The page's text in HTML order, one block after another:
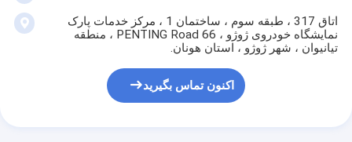
اتاق 317 ، طبقه سوم ، ساختمان 1 ، مرکز خدمات پارک
نمایشگاه خودروی ژوژو ، 66 PENTING Road ، منطقه
تیانیوان ، شهر ژوژو ، استان هونان.
اکنون تماس بگیرید